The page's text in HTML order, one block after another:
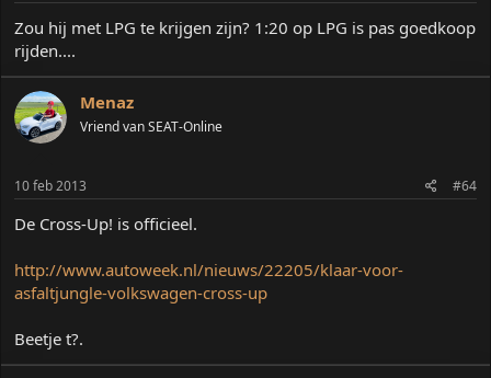
Zou hij met LPG te krijgen zijn? 1:20 op LPG is pas goedkoop
rijden....
Menaz
Vriend van SEAT-Online
10 feb 2013 #64
De Cross-Up! is officieel.
http://www.autoweek.nl/nieuws/22205/klaar-voor-
asfaltjungle-volkswagen-cross-up
Beetje t?.